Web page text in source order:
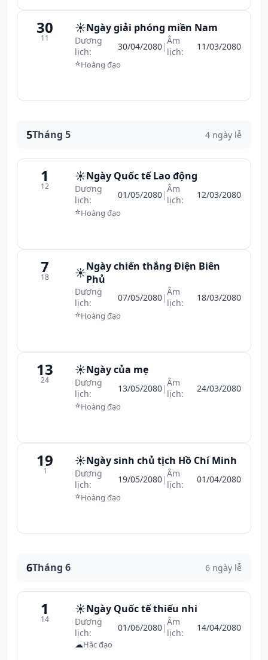
30
11
☀️Ngày giải phóng miền Nam
Dương
lịch:
30/04/2080|Âm
lịch:
11/03/2080
⭐Hoàng đạo
5Tháng 5 4 ngày lễ
1
12
☀️Ngày Quốc tế Lao động
Dương
lịch:
01/05/2080|Âm
lịch:
12/03/2080
⭐Hoàng đạo
7
18 ☀️Ngày chiến thắng Điện Biên
Phủ
Dương
lịch:
07/05/2080|Âm
lịch:
18/03/2080
⭐Hoàng đạo
13
24
☀️Ngày của mẹ
Dương
lịch:
13/05/2080|Âm
lịch:
24/03/2080
⭐Hoàng đạo
19
1
☀️Ngày sinh chủ tịch Hồ Chí Minh
Dương
lịch:
19/05/2080|Âm
lịch:
01/04/2080
⭐Hoàng đạo
6Tháng 6 6 ngày lễ
1
14
☀️Ngày Quốc tế thiếu nhi
Dương
lịch:
01/06/2080|Âm
lịch:
14/04/2080
☁Hắc đạo